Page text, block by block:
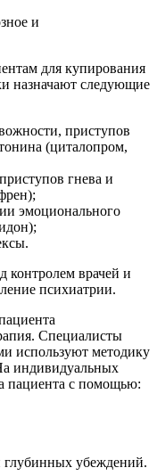
и
для купирования
назначают следующие
приступов
(циталопром,
гнева и
эмоционального
контролем врачей и
психиатрии.
Специалисты
используют методику
индивидуальных
пациента с помощью:
убеждений.